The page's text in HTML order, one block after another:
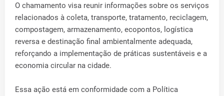
O chamamento visa reunir informações sobre os serviços
relacionados à coleta, transporte, tratamento, reciclagem,
compostagem, armazenamento, ecopontos, logística
reversa e destinação final ambientalmente adequada,
reforçando a implementação de práticas sustentáveis e a
economia circular na cidade.
Essa ação está em conformidade com a Política